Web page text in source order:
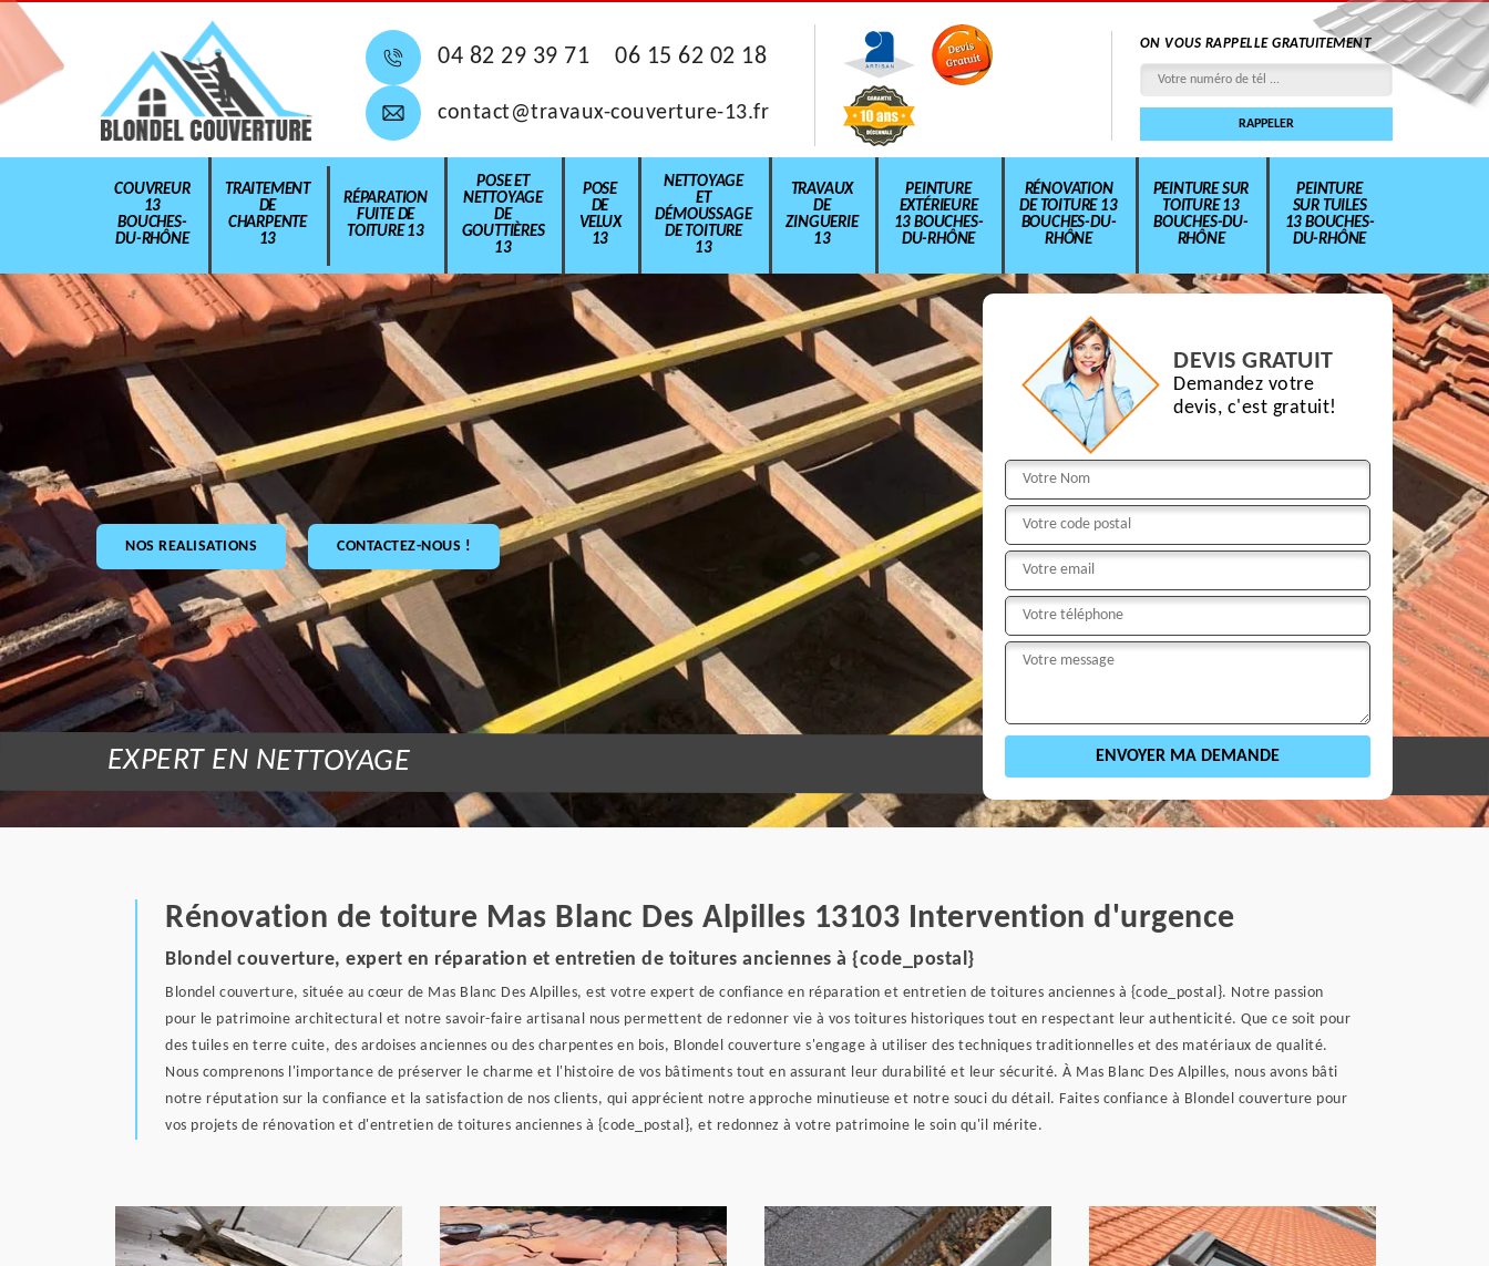
04 82 29 39 71 06 15 62 02 18
contact@travaux-couverture-13.fr
ON VOUS RAPPELLE GRATUITEMENT
COUVREUR
13
BOUCHES-
DU-RHÔNE
TRAITEMENT
DE
CHARPENTE
13
RÉPARATION
FUITE DE
TOITURE 13
POSE ET
NETTOYAGE
DE
GOUTTIÈRES
13
POSE
DE
VELUX
13
NETTOYAGE
ET
DÉMOUSSAGE
DE TOITURE
13
TRAVAUX
DE
ZINGUERIE
13
PEINTURE
EXTÉRIEURE
13 BOUCHES-
DU-RHÔNE
RÉNOVATION
DE TOITURE 13
BOUCHES-DU-
RHÔNE
PEINTURE SUR
TOITURE 13
BOUCHES-DU-
RHÔNE
PEINTURE
SUR TUILES
13 BOUCHES-
DU-RHÔNE
NOS REALISATIONS CONTACTEZ-NOUS !
DEVIS GRATUIT
Demandez votre
devis, c'est gratuit!
EXPERT EN NETTOYAGE
Rénovation de toiture Mas Blanc Des Alpilles 13103 Intervention d'urgence
Blondel couverture, expert en réparation et entretien de toitures anciennes à {code_postal}
Blondel couverture, située au cœur de Mas Blanc Des Alpilles, est votre expert de confiance en réparation et entretien de toitures anciennes à {code_postal}. Notre passion
pour le patrimoine architectural et notre savoir-faire artisanal nous permettent de redonner vie à vos toitures historiques tout en respectant leur authenticité. Que ce soit pour
des tuiles en terre cuite, des ardoises anciennes ou des charpentes en bois, Blondel couverture s'engage à utiliser des techniques traditionnelles et des matériaux de qualité.
Nous comprenons l'importance de préserver le charme et l'histoire de vos bâtiments tout en assurant leur durabilité et leur sécurité. À Mas Blanc Des Alpilles, nous avons bâti
notre réputation sur la confiance et la satisfaction de nos clients, qui apprécient notre approche minutieuse et notre souci du détail. Faites confiance à Blondel couverture pour
vos projets de rénovation et d'entretien de toitures anciennes à {code_postal}, et redonnez à votre patrimoine le soin qu'il mérite.